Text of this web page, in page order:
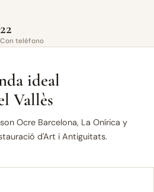
22
Con teléfono
ideal
Vallès
Ocre Barcelona, La Onírica y
d'Art i Antiguitats.